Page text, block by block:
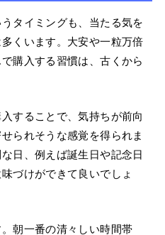
タイミングも、当たる気を
くいます。大安や一粒万倍
購入する習慣は、古くから
することで、気持ちが前向
られそうな感覚を得られま
日、例えば誕生日や記念日
づけができて良いでしょ
朝一番の清々しい時間帯